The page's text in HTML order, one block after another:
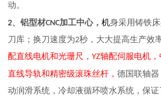
动。
2、铝型材CNC加工中心，机身采用铸铁
刀库；换刀速度为2秒，大大提高生产效
配直线电机和光珊尺，YZ轴配伺服电机
直线导轨和精密级滚珠丝杆，德国联轴
动润滑系统，冷却液循环喷水系统，保